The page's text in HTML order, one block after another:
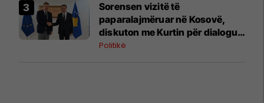
Sorensen vizitë të
paparalajmëruar në Kosovë,
diskuton me Kurtin për dialogun
dhe kthimin e gjyqtarëve serbë
Politikë